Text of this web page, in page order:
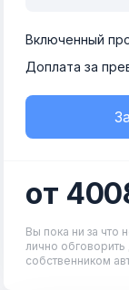
Включенный
Доплата за
от
Вы пока ни за что
лично
собственником